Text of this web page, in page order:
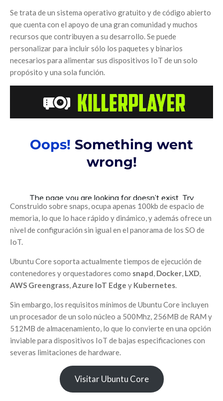
Se trata de un sistema operativo gratuito y de código abierto
que cuenta con el apoyo de una gran comunidad y muchos
recursos que contribuyen a su desarrollo. Se puede
personalizar para incluir sólo los paquetes y binarios
necesarios para alimentar sus dispositivos IoT de un solo
propósito y una sola función.
Construido sobre snaps, ocupa apenas 100kb de espacio de
memoria, lo que lo hace rápido y dinámico, y además ofrece un
nivel de configuración sin igual en el panorama de los SO de
IoT.
Ubuntu Core soporta actualmente tiempos de ejecución de
contenedores y orquestadores como snapd Docker LXD
AWS Greengrass Azure IoT Edge y Kubernetes
Sin embargo, los requisitos mínimos de Ubuntu Core incluyen
un procesador de un solo núcleo a 500Mhz, 256MB de RAM y
512MB de almacenamiento, lo que lo convierte en una opción
inviable para dispositivos IoT de bajas especificaciones con
severas limitaciones de hardware.
Visitar Ubuntu Core